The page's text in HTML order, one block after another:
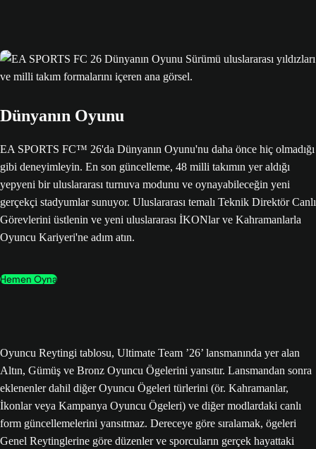
Dünyanın Oyunu
EA SPORTS FC™ 26'da Dünyanın Oyunu'nu daha önce hiç olmadığı
gibi deneyimleyin. En son güncelleme, 48 milli takımın yer aldığı
yepyeni bir uluslararası turnuva modunu ve oynayabileceğin yeni
gerçekçi stadyumlar sunuyor. Uluslararası temalı Teknik Direktör Canlı
Görevlerini üstlenin ve yeni uluslararası İKONlar ve Kahramanlarla
Oyuncu Kariyeri'ne adım atın.
Hemen Oyna
Oyuncu Reytingi tablosu, Ultimate Team ’26’ lansmanında yer alan
Altın, Gümüş ve Bronz Oyuncu Ögelerini yansıtır. Lansmandan sonra
eklenenler dahil diğer Oyuncu Ögeleri türlerini (ör. Kahramanlar,
İkonlar veya Kampanya Oyuncu Ögeleri) ve diğer modlardaki canlı
form güncellemelerini yansıtmaz. Dereceye göre sıralamak, ögeleri
Genel Reytinglerine göre düzenler ve sporcuların gerçek hayattaki